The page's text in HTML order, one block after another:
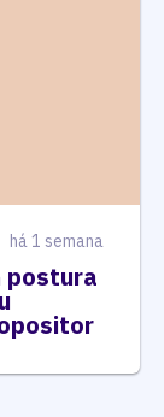
há 1 semana
postura